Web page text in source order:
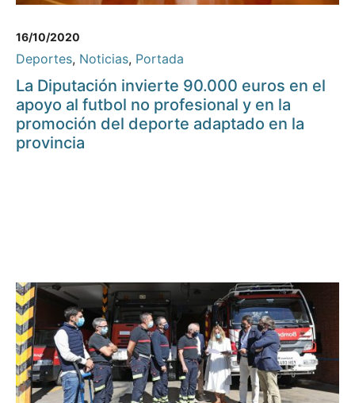
16/10/2020
Deportes, Noticias, Portada
La Diputación invierte 90.000 euros en el
apoyo al futbol no profesional y en la
promoción del deporte adaptado en la
provincia